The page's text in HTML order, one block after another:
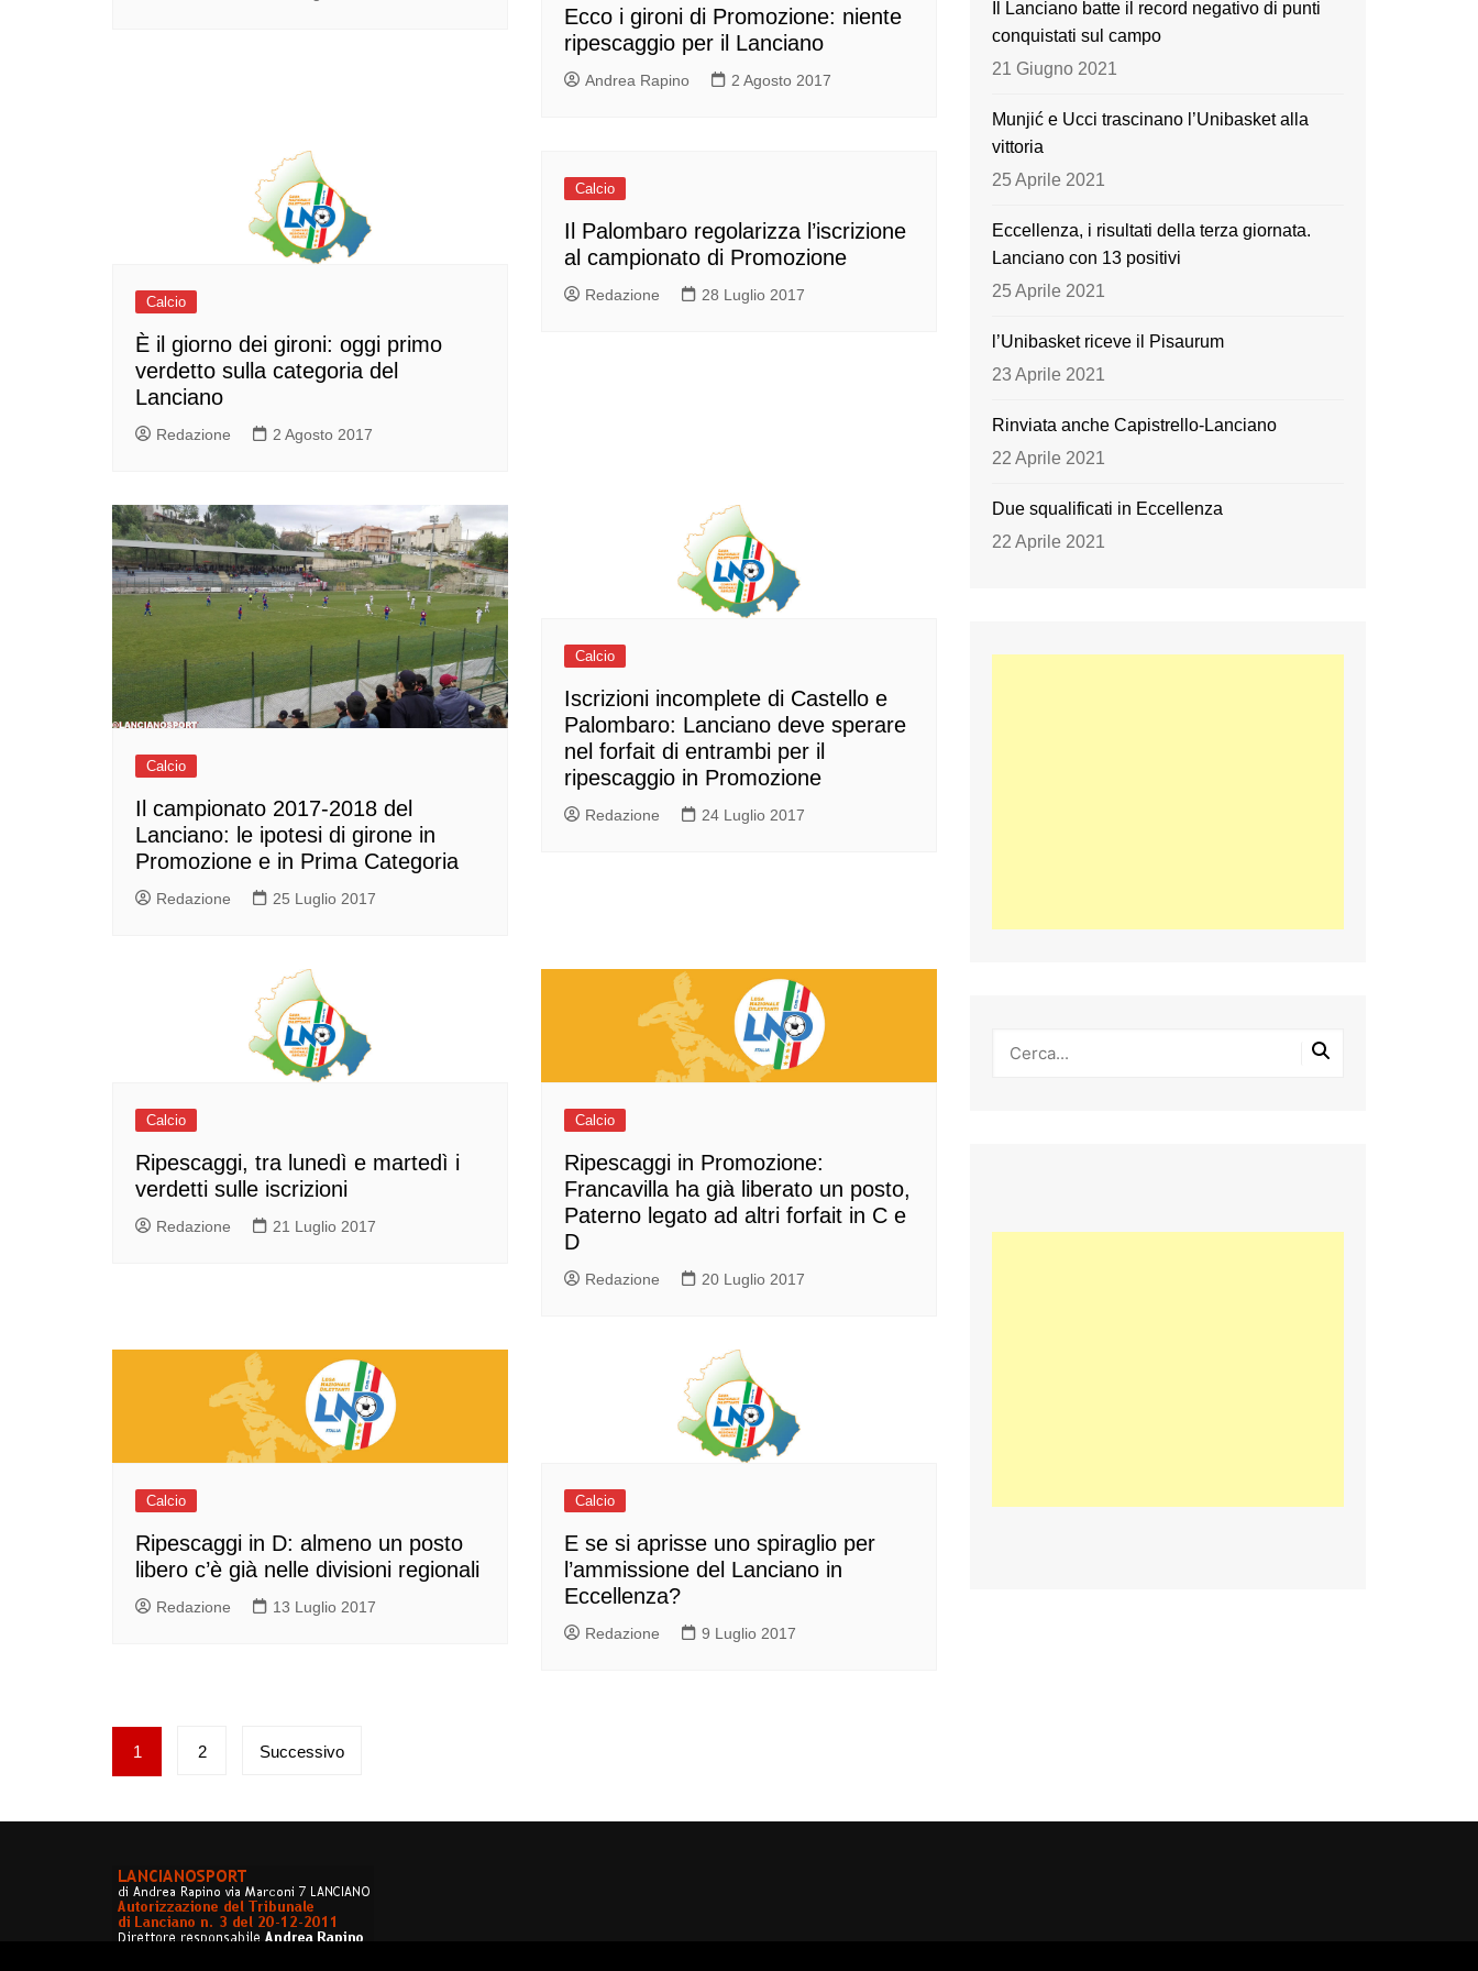
Ecco i gironi di Promozione: niente
ripescaggio per il Lanciano
Andrea Rapino 2 Agosto 2017
Calcio
È il giorno dei gironi: oggi primo
verdetto sulla categoria del
Lanciano
Redazione 2 Agosto 2017
Calcio
Il Palombaro regolarizza l’iscrizione
al campionato di Promozione
Redazione 28 Luglio 2017
Calcio
Il campionato 2017-2018 del
Lanciano: le ipotesi di girone in
Promozione e in Prima Categoria
Redazione 25 Luglio 2017
Calcio
Iscrizioni incomplete di Castello e
Palombaro: Lanciano deve sperare
nel forfait di entrambi per il
ripescaggio in Promozione
Redazione 24 Luglio 2017
Calcio
Ripescaggi, tra lunedì e martedì i
verdetti sulle iscrizioni
Redazione 21 Luglio 2017
Calcio
Ripescaggi in Promozione:
Francavilla ha già liberato un posto,
Paterno legato ad altri forfait in C e
D
Redazione 20 Luglio 2017
Calcio
Ripescaggi in D: almeno un posto
libero c’è già nelle divisioni regionali
Redazione 13 Luglio 2017
Calcio
E se si aprisse uno spiraglio per
l’ammissione del Lanciano in
Eccellenza?
Redazione 9 Luglio 2017
Paginazione
degli
articoli
1 2 Successivo
o
k
e
Il Lanciano batte il record negativo di punti
conquistati sul campo
21 Giugno 2021
Munjić e Ucci trascinano l’Unibasket alla
vittoria
25 Aprile 2021
Eccellenza, i risultati della terza giornata.
Lanciano con 13 positivi
25 Aprile 2021
l’Unibasket riceve il Pisaurum
23 Aprile 2021
Rinviata anche Capistrello-Lanciano
22 Aprile 2021
Due squalificati in Eccellenza
22 Aprile 2021